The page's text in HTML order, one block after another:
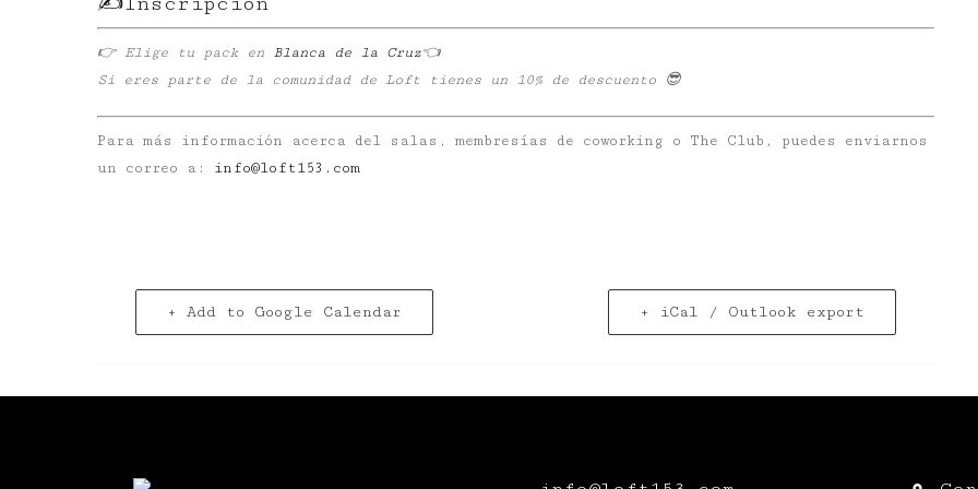
👉Elige tu pack en Blanca de la Cruz👈
Si eres parte de la comunidad de Loft tienes un 10% de descuento 😎
Para más información acerca del salas, membresías de coworking o The Club, puedes enviarnos
un correo a:
info@loft153.com
+ Add to Google Calendar + iCal / Outlook export